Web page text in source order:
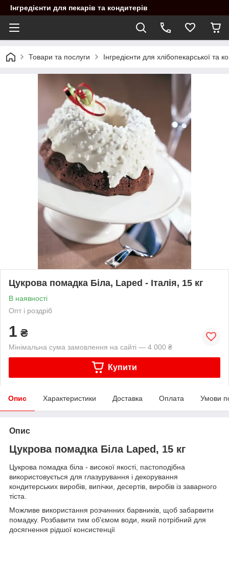
Інгредієнти для пекарів та кондитерів
Товари та послуги Інгредієнти для хлібопекарської та
Цукрова помадка Біла, Laped - Італія, 15 кг
В наявності
Опт і роздріб
1 ₴
Мінімальна сума замовлення на сайті — 4 000 ₴
Купити
Опис Характеристики Доставка Оплата Умови
Опис
Цукрова помадка Біла Laped, 15 кг
Цукрова помадка біла - високої якості, пастоподібна
використовується для глазурування і декорування
кондитерських виробів, випічки, десертів, виробів із заварного
тіста.
Можливе використання розчинних барвників, щоб забарвити
помадку. Розбавити тим об'ємом води, який потрібний для
досягнення рідшої консистенції